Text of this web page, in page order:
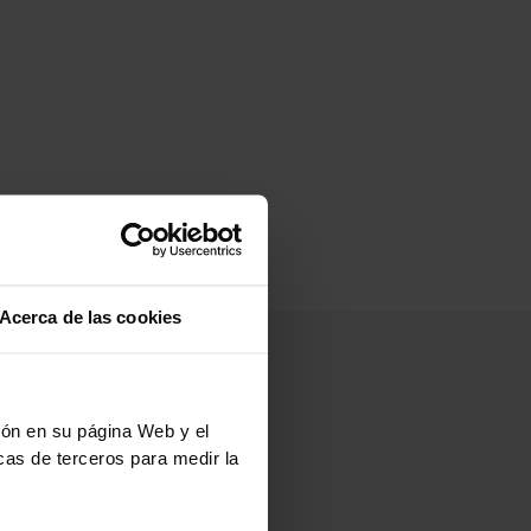
Acerca de las cookies
en su página Web y el
de terceros para medir la